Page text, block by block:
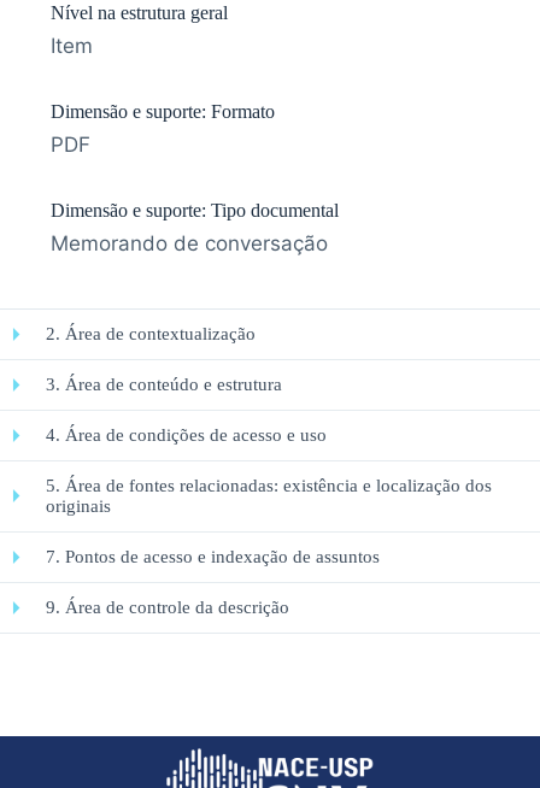
Nível na estrutura geral
Item
Dimensão e suporte: Formato
PDF
Dimensão e suporte: Tipo documental
Memorando de conversação
2. Área de contextualização
3. Área de conteúdo e estrutura
4. Área de condições de acesso e uso
5. Área de fontes relacionadas: existência e localização dos
originais
7. Pontos de acesso e indexação de assuntos
9. Área de controle da descrição